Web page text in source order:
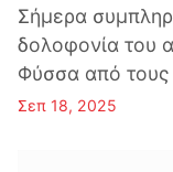
Σήμερα
δολοφονία του
Φύσσα από τους
Σεπ 18, 2025